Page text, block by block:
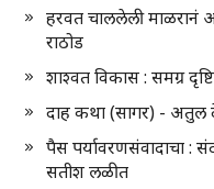
हरवत चाललेली माळरानं
राठोड
शाश्वत विकास : समग्र
दाह कथा (सागर) -
पैस पर्यावरणसंवादाचा :
सतीश लळीत